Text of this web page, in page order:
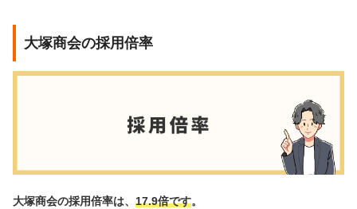
大塚商会の採用倍率
大塚商会の採用倍率は、 17.9倍です。